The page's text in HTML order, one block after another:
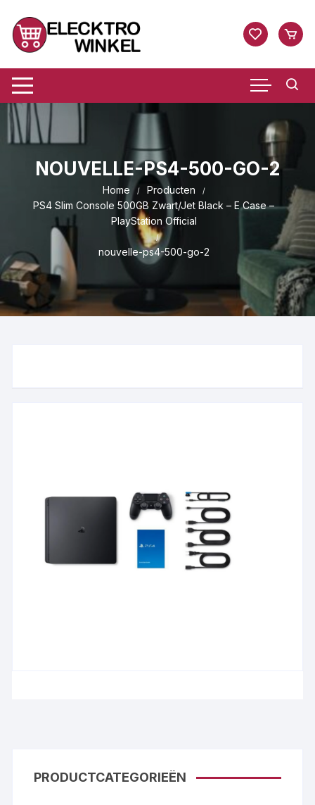
naar
inhoud
NOUVELLE-PS4-500-GO-2
Home
Producten
PS4 Slim Console 500GB Zwart/Jet Black – E Case –
PlayStation Official
nouvelle-ps4-500-go-2
PRODUCTCATEGORIEËN